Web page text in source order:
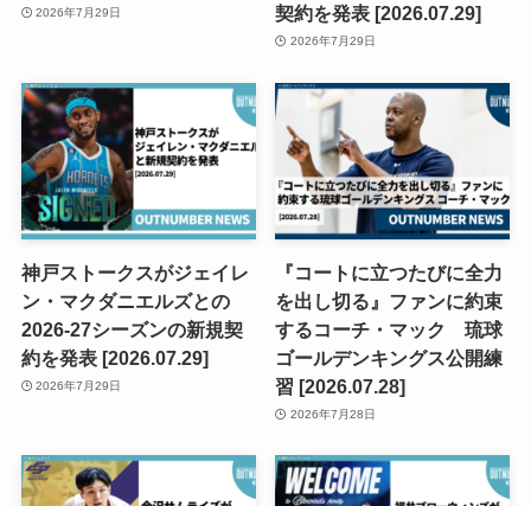
2026年7月29日
契約を発表 [2026.07.29]
2026年7月29日
神戸ストークスがジェイレ
ン・マクダニエルズとの
2026-27シーズンの新規契
約を発表 [2026.07.29]
2026年7月29日
『コートに立つたびに全力
を出し切る』ファンに約束
するコーチ・マック 琉球
ゴールデンキングス公開練
習 [2026.07.28]
2026年7月28日